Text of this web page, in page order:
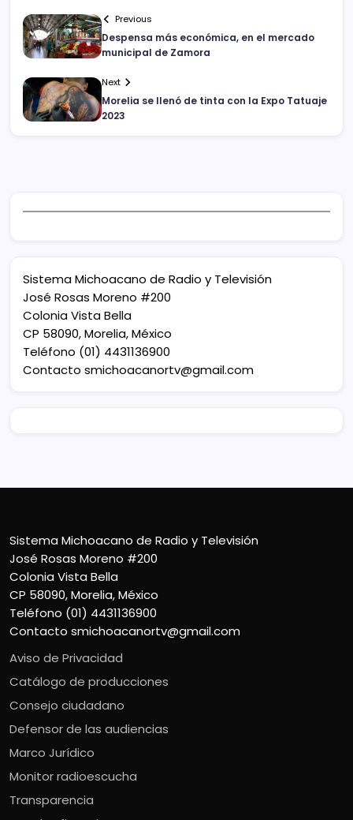
Previous
Despensa más económica, en el mercado
municipal de Zamora
Next
Morelia se llenó de tinta con la Expo Tatuaje
2023
Sistema Michoacano de Radio y Televisión
José Rosas Moreno #200
Colonia Vista Bella
CP 58090, Morelia, México
Teléfono (01) 4431136900
Contacto smichoacanortv@gmail.com
Sistema Michoacano de Radio y Televisión
José Rosas Moreno #200
Colonia Vista Bella
CP 58090, Morelia, México
Teléfono (01) 4431136900
Contacto smichoacanortv@gmail.com
Aviso de Privacidad
Catálogo de producciones
Consejo ciudadano
Defensor de las audiencias
Marco Jurídico
Monitor radioescucha
Transparencia